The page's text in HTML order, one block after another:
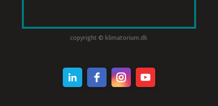
copyright © klimatorium.dk